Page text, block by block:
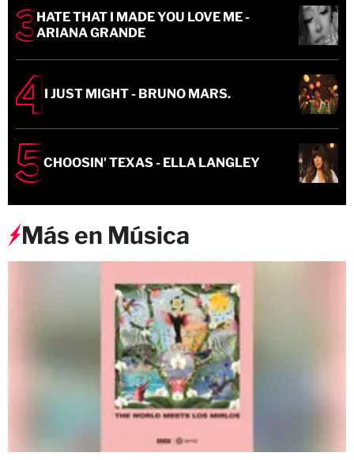
HATE THAT I MADE YOU LOVE ME -
ARIANA GRANDE
I JUST MIGHT - BRUNO MARS.
CHOOSIN' TEXAS - ELLA LANGLEY
Más en Música